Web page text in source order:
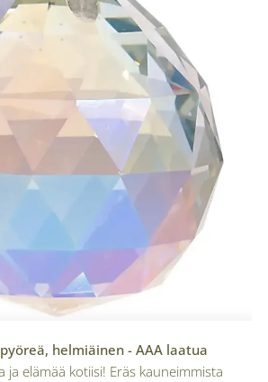
helmiäinen - AAA laatua
ja elämää kotiisi! Eräs kauneimmista